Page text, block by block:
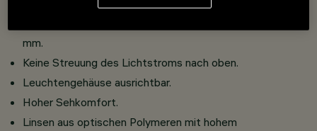
mm.
Keine Streuung des Lichtstroms nach oben.
Leuchtengehäuse ausrichtbar.
Hoher Sehkomfort.
Linsen aus optischen Polymeren mit hohem